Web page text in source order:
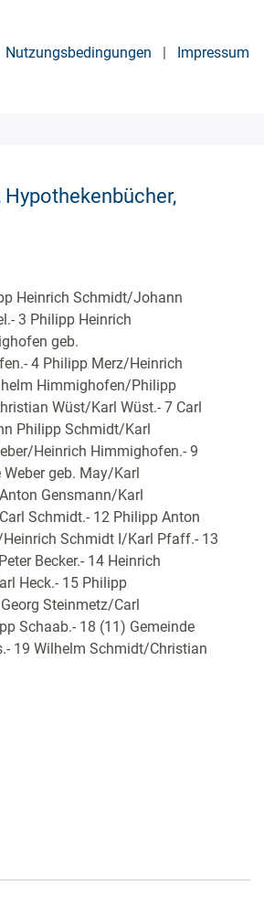
Nutzungsbedingungen | Impressum
Heinrich Schmidt/Johann
3 Philipp Heinrich
geb.
4 Philipp Merz/Heinrich
Himmighofen/Philipp
Wüst/Karl Wüst.- 7 Carl
Philipp Schmidt/Karl
Heinrich Himmighofen.- 9
geb. May/Karl
Gensmann/Karl
Schmidt.- 12 Philipp Anton
Schmidt I/Karl Pfaff.- 13
Becker.- 14 Heinrich
Heck.- 15 Philipp
Steinmetz/Carl
Schaab.- 18 (11) Gemeinde
19 Wilhelm Schmidt/Christian